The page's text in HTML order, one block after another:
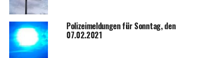
Poli­zei­mel­dun­gen für Sonn­tag, den
07.02.2021